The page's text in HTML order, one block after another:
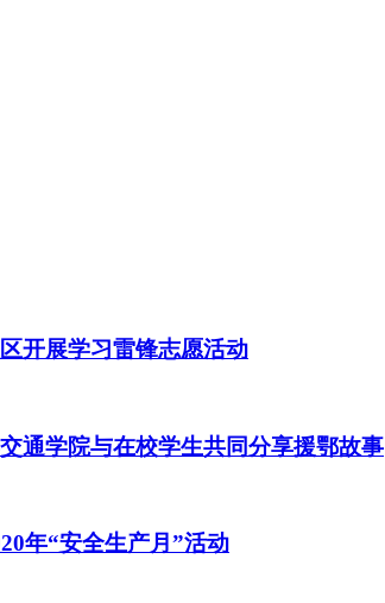
开展学习雷锋志愿活动
通学院与在校学生共同分享援鄂故事
年“安全生产月”活动